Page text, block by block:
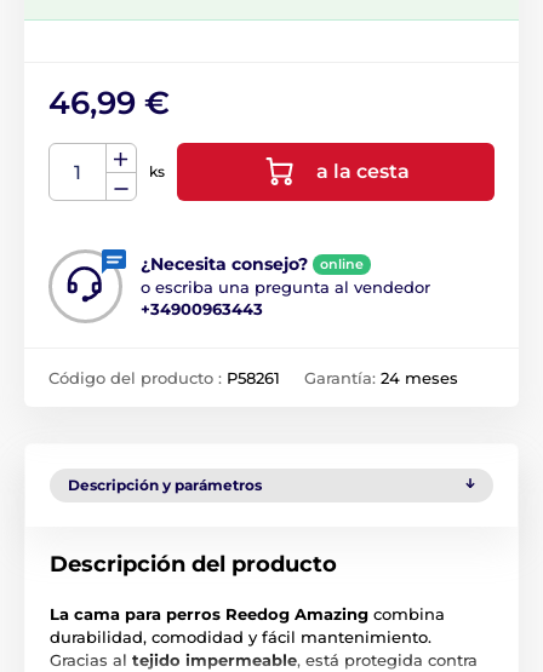
46,99 €
ks a la cesta
¿Necesita consejo? online
o escriba una pregunta al vendedor
+34900963443
Código del producto : P58261 Garantía: 24 meses
Descripción y parámetros
Descripción del producto
La cama para perros Reedog Amazing combina
durabilidad, comodidad y fácil mantenimiento.
Gracias al tejido impermeable, está protegida contra